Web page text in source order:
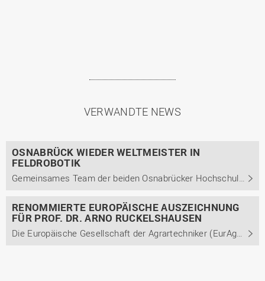
VERWANDTE NEWS
OSNABRÜCK WIEDER WELTMEISTER IN
FELDROBOTIK
Gemeinsames Team der beiden Osnabrücker Hochschulen setzt sich beim Internationalen Feldroboter-Wettbewerb 2026 durch und holt den zweiten Weltmeistertitel in Folge.
RENOMMIERTE EUROPÄISCHE AUSZEICHNUNG
FÜR PROF. DR. ARNO RUCKELSHAUSEN
Die Europäische Gesellschaft der Agrartechniker (EurAgEng) zeichnet den Physikprofessor der Hochschule Osnabrück Arno Ruckelshausen für Verdienste um europäische Agrartechnik aus.